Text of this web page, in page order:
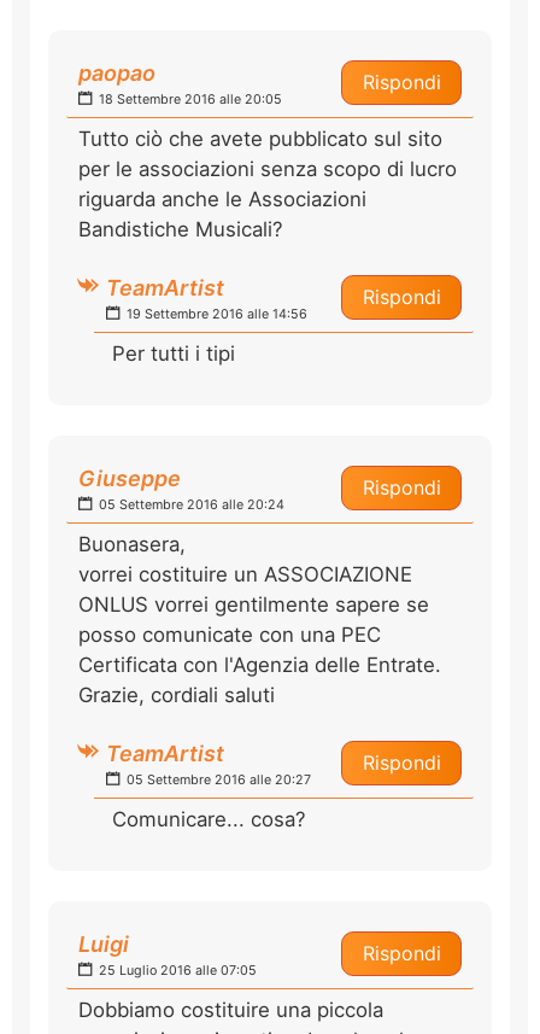
Rispondi
paopao
18 Settembre 2016 alle 20:05
Tutto ciò che avete pubblicato sul sito
per le associazioni senza scopo di lucro
riguarda anche le Associazioni
Bandistiche Musicali?
Rispondi
TeamArtist
19 Settembre 2016 alle 14:56
Per tutti i tipi
Rispondi
Giuseppe
05 Settembre 2016 alle 20:24
Buonasera,
vorrei costituire un ASSOCIAZIONE
ONLUS vorrei gentilmente sapere se
posso comunicate con una PEC
Certificata con l'Agenzia delle Entrate.
Grazie, cordiali saluti
Rispondi
TeamArtist
05 Settembre 2016 alle 20:27
Comunicare... cosa?
Rispondi
Luigi
25 Luglio 2016 alle 07:05
Dobbiamo costituire una piccola